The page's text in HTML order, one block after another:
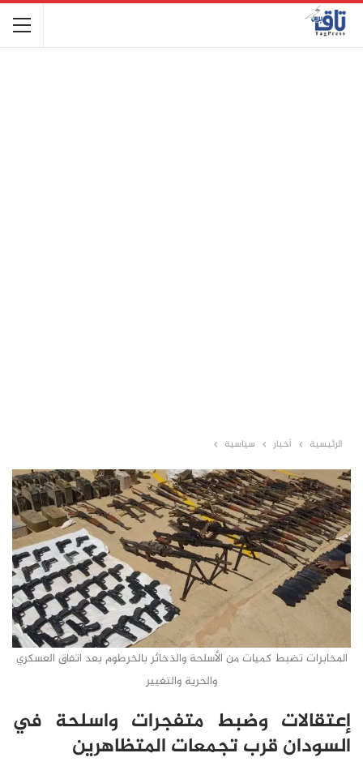
الرئيسية أخبار سياسية
المخابرات تضبط كميات من الأسلحة والذخائر بالخرطوم بعد اتفاق العسكري
والحرية والتغيير
إعتقالات وضبط متفجرات واسلحة في
السودان قرب تجمعات المتظاهرين